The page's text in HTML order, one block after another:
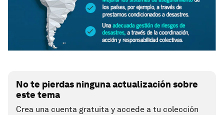
No te pierdas ninguna actualización sobre
este tema
Crea una cuenta gratuita y accede a tu colección